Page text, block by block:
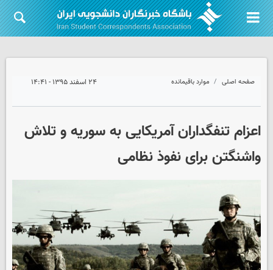
صفحه اصلی موارد باقیمانده ۲۴ اسفند ۱۳۹۵ - ۱۴:۴۱
اعزام تنفگداران آمریکایی به سوریه و تلاش
واشنگتن برای نفوذ نظامی